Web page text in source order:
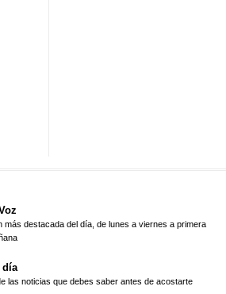
más destacada del día, de lunes a viernes a primera
las noticias que debes saber antes de acostarte